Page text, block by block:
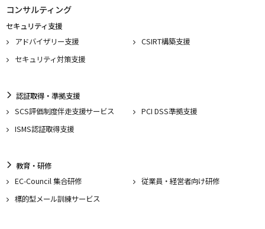
コンサルティング
セキュリティ支援
アドバイザリー支援
CSIRT構築支援
セキュリティ対策支援
認証取得・準拠支援
SCS評価制度伴走支援サービス
PCI DSS準拠支援
ISMS認証取得支援
教育・研修
EC-Council 集合研修
従業員・経営者向け研修
標的型メール訓練サービス